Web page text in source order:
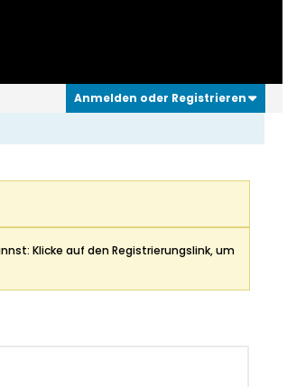
Anmelden oder Registrieren
Klicke auf den Registrierungslink, um